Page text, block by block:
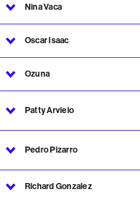
Nina Vaca
Oscar Isaac
Ozuna
Patty Arvielo
Pedro Pizarro
Richard Gonzalez